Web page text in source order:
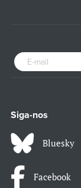
Siga-nos
Bluesky
Facebook